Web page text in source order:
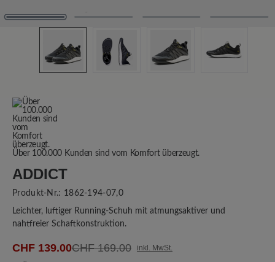
Über 100.000 Kunden sind vom Komfort überzeugt.
ADDICT
Produkt-Nr.: 1862-194-07,0
Leichter, luftiger Running-Schuh mit atmungsaktiver und
nahtfreier Schaftkonstruktion.
CHF 139.00CHF 169.00 inkl. MwSt.